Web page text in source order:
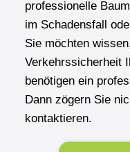
professionelle
im Schadensfall
Sie möchten
Verkehrssicherheit
benötigen ein
Dann zögern Sie
kontaktieren.